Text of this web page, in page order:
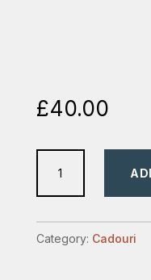
£40.00
Category: Cadouri